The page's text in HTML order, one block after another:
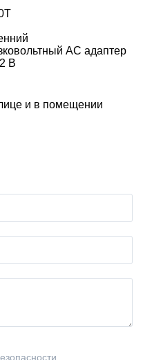
АС адаптер
В
и в помещении